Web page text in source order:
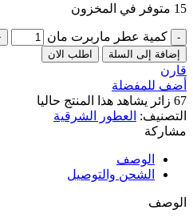
15 متوفر في المخزون
كمية عطر ماربرت مان
إضافة إلى السلة اطلب الان
قارن
أضف للمفضلة
67 زائر يشاهد هذا المنتج حاليا
التصنيف: العطور الشرقية
مشاركة
الوصف
الشحن والتوصيل
الوصف